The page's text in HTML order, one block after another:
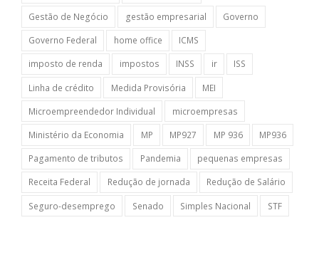
Gestão de Negócio
gestão empresarial
Governo
Governo Federal
home office
ICMS
imposto de renda
impostos INSS ir
ISS
Linha de crédito
Medida Provisória
MEI
Microempreendedor Individual
microempresas
Ministério da Economia
MP MP927 MP 936
MP936
Pagamento de tributos
Pandemia
pequenas empresas
Receita Federal
Redução de jornada
Redução de Salário
Seguro-desemprego
Senado Simples Nacional STF